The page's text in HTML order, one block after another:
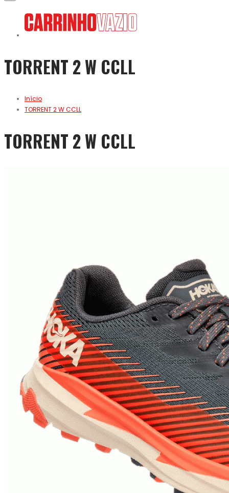
TORRENT 2 W CCLL
Início
TORRENT 2 W CCLL
TORRENT 2 W CCLL